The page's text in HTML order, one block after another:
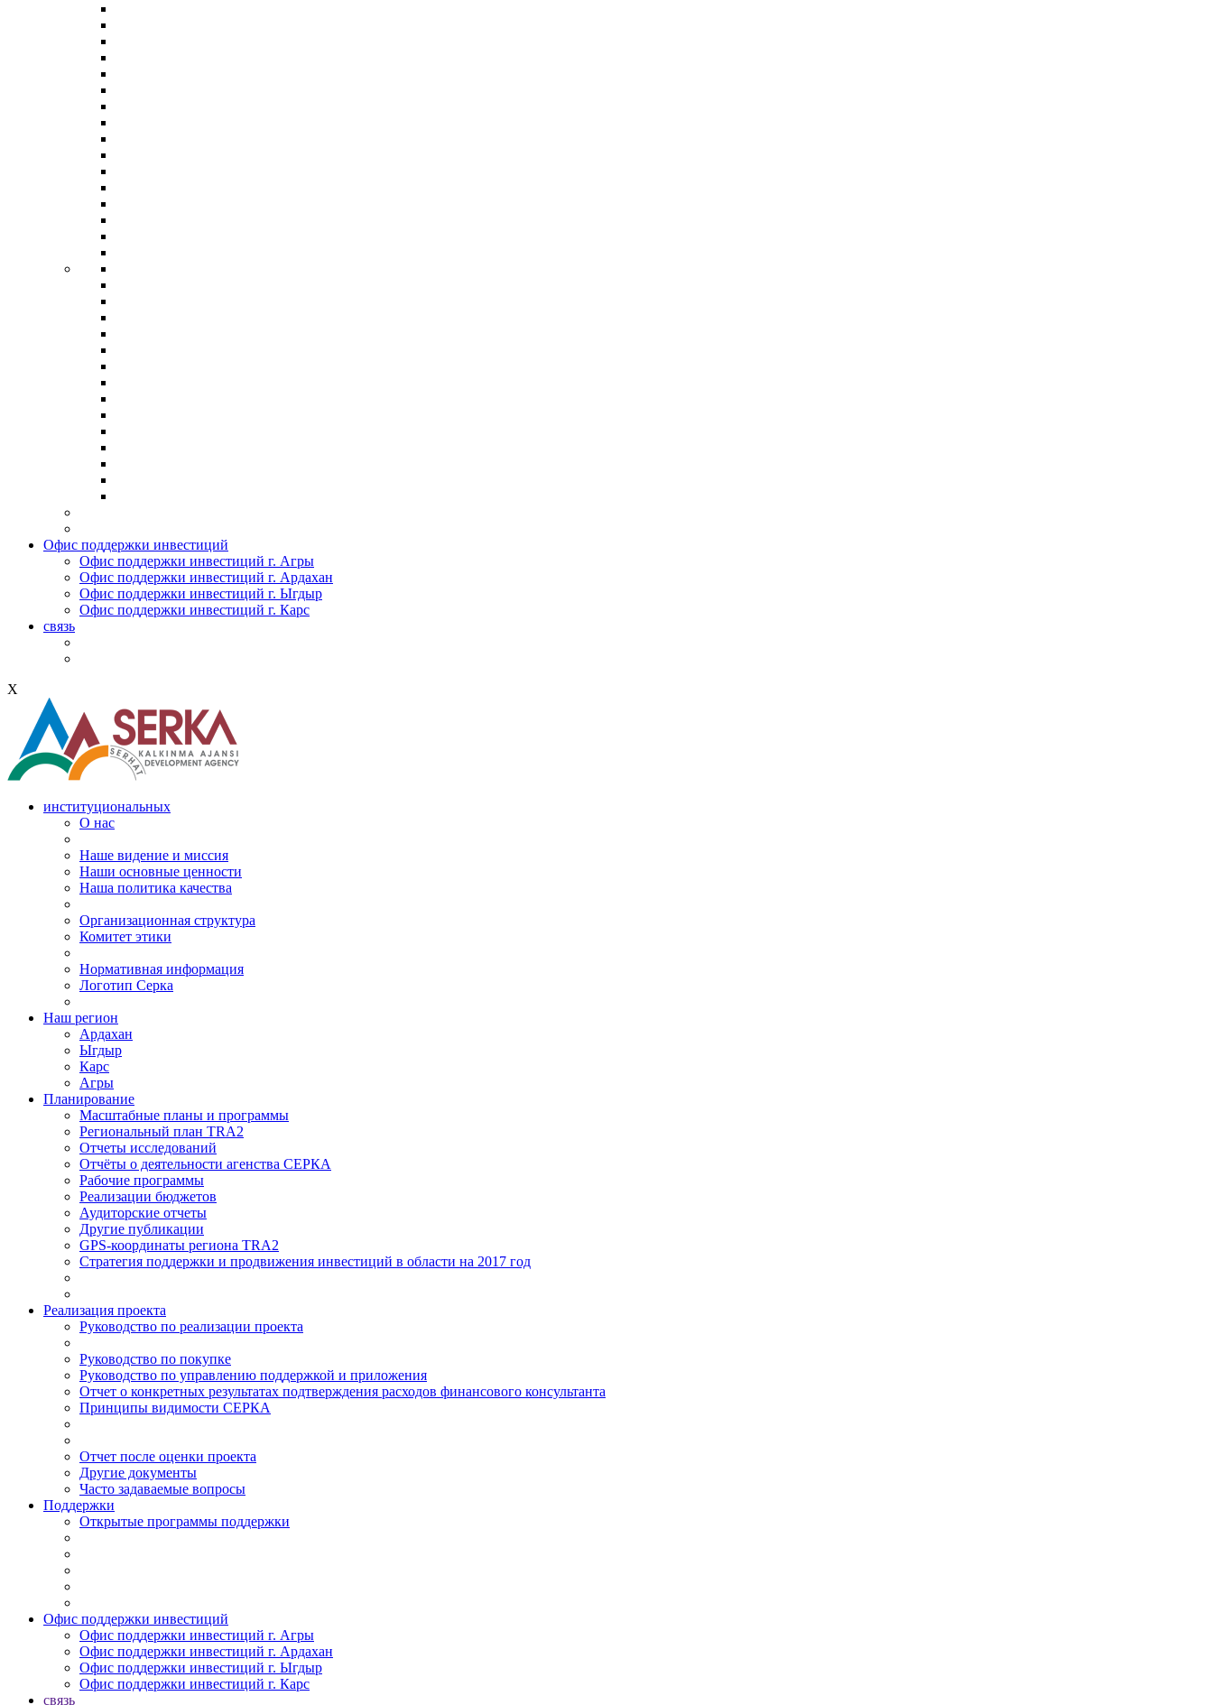
Офис поддержки инвестиций
Офис поддержки инвестиций г. Агры
Офис поддержки инвестиций г. Ардахан
Офис поддержки инвестиций г. Ыгдыр
Офис поддержки инвестиций г. Карс
связь
X
институциональных
О нас
Наше видение и миссия
Наши основные ценности
Наша политика качества
Организационная структура
Комитет этики
Нормативная информация
Логотип Серка
Наш регион
Ардахан
Ыгдыр
Карс
Агры
Планирование
Масштабные планы и программы
Региональный план TRA2
Отчеты исследований
Отчёты о деятельности агенства СЕРКА
Рабочие программы
Реализации бюджетов
Аудиторские отчеты
Другие публикации
GPS-координаты региона TRA2
Стратегия поддержки и продвижения инвестиций в области на 2017 год
Реализация проекта
Руководство по реализации проекта
Руководство по покупке
Руководство по управлению поддержкой и приложения
Отчет о конкретных результатах подтверждения расходов финансового консультанта
Принципы видимости СЕРКА
Отчет после оценки проекта
Другие документы
Часто задаваемые вопросы
Поддержки
Открытые программы поддержки
Офис поддержки инвестиций
Офис поддержки инвестиций г. Агры
Офис поддержки инвестиций г. Ардахан
Офис поддержки инвестиций г. Ыгдыр
Офис поддержки инвестиций г. Карс
связь